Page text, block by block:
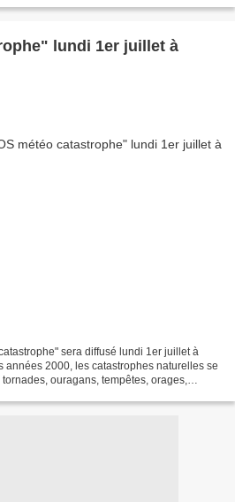
lundi 1er juillet à
sera diffusé lundi 1er juillet à
années 2000, les catastrophes naturelles se
ouragans, tempêtes, orages,